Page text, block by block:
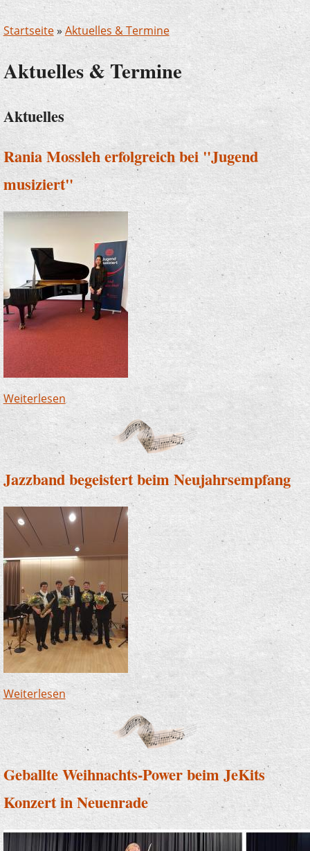
Startseite»Aktuelles & Termine
Aktuelles & Termine
Aktuelles
Rania Mossleh erfolgreich bei "Jugend
musiziert"
Weiterlesenüber Rania Mossleh erfolgreich bei "Jugend
musiziert"
Jazzband begeistert beim Neujahrsempfang
Weiterlesen über Jazzband begeistert beim
Neujahrsempfang
Geballte Weihnachts-Power beim JeKits
Konzert in Neuenrade